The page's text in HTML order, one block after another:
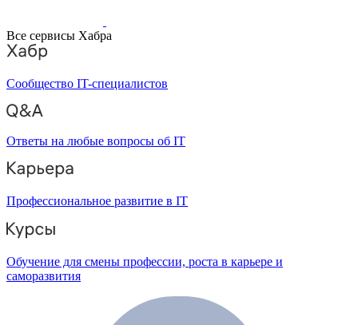
Все сервисы Хабра
Сообщество IT-специалистов
Ответы на любые вопросы об IT
Профессиональное развитие в IT
Обучение для смены профессии, роста в карьере и
саморазвития